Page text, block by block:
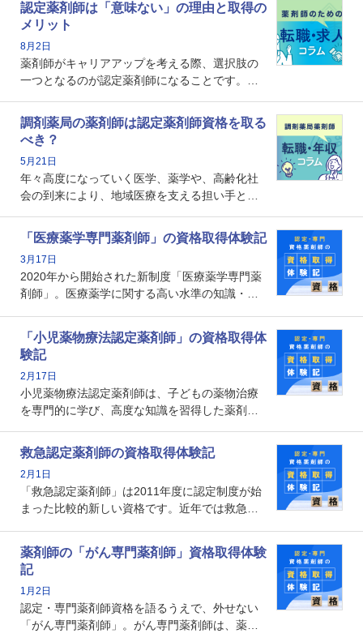
認定薬剤師は「意味ない」の理由と取得の
メリット
8月2日
薬剤師がキャリアアップを考える際、選択肢の
一つとなるのが認定薬剤師になることです。し
という声を聞いたことがあるかもしれません。
本記事では、認定薬剤師が「意味ない」といわ
れる理由や、取得するメリット、年収・キャリ
アへの影響を解説します。
調剤薬局の薬剤師は認定薬剤師資格を取る
べき？
5月21日
年々高度になっていく医学、薬学や、高齢化社
会の到来により、地域医療を支える担い手とし
で、重要度が増しているのが認定薬剤師という
資格です。認定薬剤師とはいったいどんな資格
なのでしょうか。それを取得するとどのような
メリットがあるのでしょうか。
「医療薬学専門薬剤師」の資格取得体験記
3月17日
2020年から開始された新制度「医療薬学専門薬
剤師」。医療薬学に関する高い水準の知識・技
となります。取得要件は多岐に渡り、審査も複
数回ありますが、患者さんに対して一定の能力
の証明になる資格と言えます。
「小児薬物療法認定薬剤師」の資格取得体
験記
2月17日
小児薬物療法認定薬剤師は、子どもの薬物治療
を専門的に学び、高度な知識を習得した薬剤師
や、特有の疾患、心理状況を理解し、専門性を
深めることで、子どもとその保護者に寄り添え
る存在です。今回はそんな小児薬物療法認定薬
剤師の取得体験記をご紹介します。
救急認定薬剤師の資格取得体験記
2月1日
「救急認定薬剤師」は2011年度に認定制度が始
まった比較的新しい資格です。近年では救急病
増えているのではないでしょうか。今回はそん
な救急認定薬剤師の取得体験記をご紹介しま
す。
薬剤師の「がん専門薬剤師」資格取得体験
記
1月2日
認定・専門薬剤師資格を語るうえで、外せない
「がん専門薬剤師」。がん専門薬剤師は、薬剤